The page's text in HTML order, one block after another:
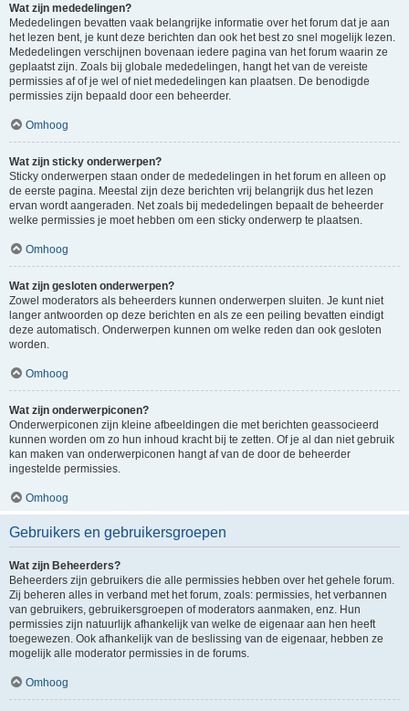
Wat zijn mededelingen?
Mededelingen bevatten vaak belangrijke informatie over het forum dat je aan
het lezen bent, je kunt deze berichten dan ook het best zo snel mogelijk lezen.
Mededelingen verschijnen bovenaan iedere pagina van het forum waarin ze
geplaatst zijn. Zoals bij globale mededelingen, hangt het van de vereiste
permissies af of je wel of niet mededelingen kan plaatsen. De benodigde
permissies zijn bepaald door een beheerder.
Omhoog
Wat zijn sticky onderwerpen?
Sticky onderwerpen staan onder de mededelingen in het forum en alleen op
de eerste pagina. Meestal zijn deze berichten vrij belangrijk dus het lezen
ervan wordt aangeraden. Net zoals bij mededelingen bepaalt de beheerder
welke permissies je moet hebben om een sticky onderwerp te plaatsen.
Omhoog
Wat zijn gesloten onderwerpen?
Zowel moderators als beheerders kunnen onderwerpen sluiten. Je kunt niet
langer antwoorden op deze berichten en als ze een peiling bevatten eindigt
deze automatisch. Onderwerpen kunnen om welke reden dan ook gesloten
worden.
Omhoog
Wat zijn onderwerpiconen?
Onderwerpiconen zijn kleine afbeeldingen die met berichten geassocieerd
kunnen worden om zo hun inhoud kracht bij te zetten. Of je al dan niet gebruik
kan maken van onderwerpiconen hangt af van de door de beheerder
ingestelde permissies.
Omhoog
Gebruikers en gebruikersgroepen
Wat zijn Beheerders?
Beheerders zijn gebruikers die alle permissies hebben over het gehele forum.
Zij beheren alles in verband met het forum, zoals: permissies, het verbannen
van gebruikers, gebruikersgroepen of moderators aanmaken, enz. Hun
permissies zijn natuurlijk afhankelijk van welke de eigenaar aan hen heeft
toegewezen. Ook afhankelijk van de beslissing van de eigenaar, hebben ze
mogelijk alle moderator permissies in de forums.
Omhoog